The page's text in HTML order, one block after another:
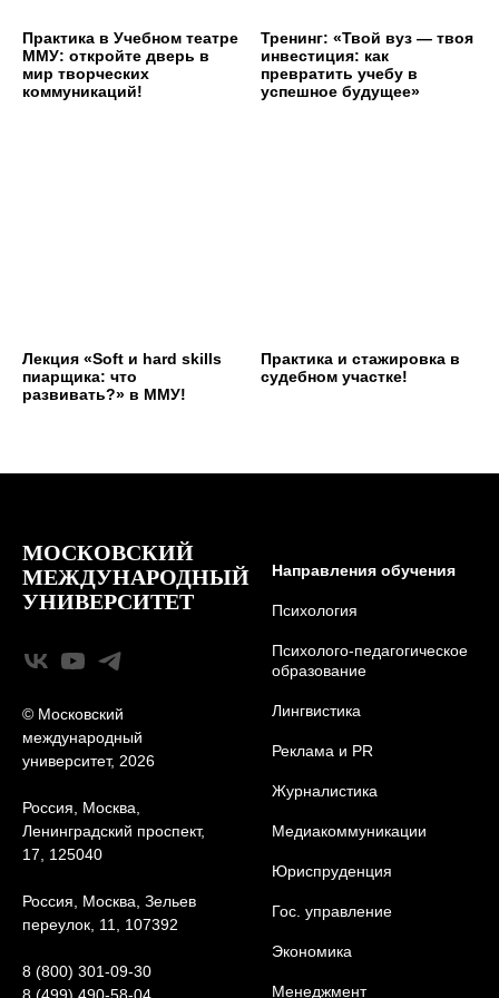
Практика в Учебном театре
ММУ: откройте дверь в
мир творческих
коммуникаций!
Тренинг: «Твой вуз — твоя
инвестиция: как
превратить учебу в
успешное будущее»
Лекция «Soft и hard skills
пиарщика: что
развивать?» в ММУ!
Практика и стажировка в
судебном участке!
МОСКОВСКИЙ
МЕЖДУНАРОДНЫЙ
УНИВЕРСИТЕТ
© Московский
международный
университет, 2026
Россия, Москва,
Ленинградский проспект,
17, 125040
Россия, Москва, Зельев
переулок, 11, 107392
8 (800) 301-09-30
Направления обучения
Психология
Психолого-педагогическое
образование
Лингвистика
Реклама и PR
Журналистика
Медиакоммуникации
Юриcпруденция
Гос. управление
Экономика
Менеджмент